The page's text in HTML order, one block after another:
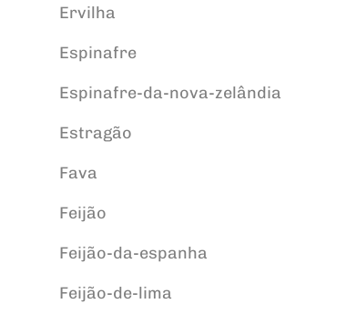
Ervilha
Espinafre
Espinafre-da-nova-zelândia
Estragão
Fava
Feijão
Feijão-da-espanha
Feijão-de-lima